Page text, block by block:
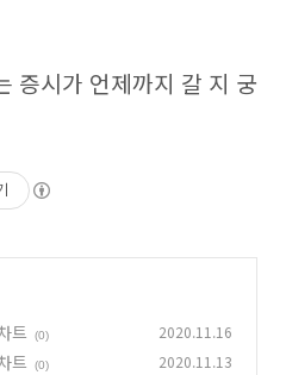
증시가 언제까지 갈 지 궁
트
(0) 2020.11.16
트 (0) 2020.11.13